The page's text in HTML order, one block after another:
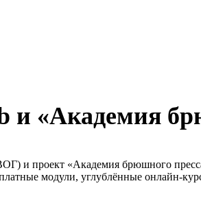
и «Академия
и проект «Академия брюшного
модули, углублённые онлайн-